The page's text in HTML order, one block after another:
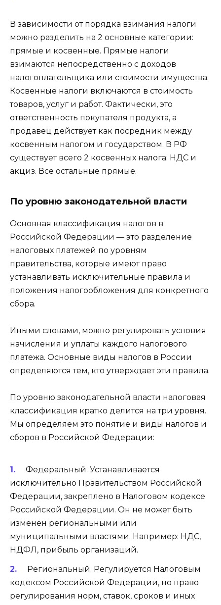
В зависимости от порядка взимания налоги
можно разделить на 2 основные категории:
прямые и косвенные. Прямые налоги
взимаются непосредственно с доходов
налогоплательщика или стоимости имущества.
Косвенные налоги включаются в стоимость
товаров, услуг и работ. Фактически, это
ответственность покупателя продукта, а
продавец действует как посредник между
косвенным налогом и государством. В РФ
существует всего 2 косвенных налога: НДС и
акциз. Все остальные прямые.
По уровню законодательной власти
Основная классификация налогов в
Российской Федерации — это разделение
налоговых платежей по уровням
правительства, которые имеют право
устанавливать исключительные правила и
положения налогообложения для конкретного
сбора.
Иными словами, можно регулировать условия
начисления и уплаты каждого налогового
платежа. Основные виды налогов в России
определяются тем, кто утверждает эти правила.
По уровню законодательной власти налоговая
классификация кратко делится на три уровня.
Мы определяем это понятие и виды налогов и
сборов в Российской Федерации:
Федеральный. Устанавливается
исключительно Правительством Российской
Федерации, закреплено в Налоговом кодексе
Российской Федерации. Он не может быть
изменен региональными или
муниципальными властями. Например: НДС,
НДФЛ, прибыль организаций.
Региональный. Регулируется Налоговым
кодексом Российской Федерации, но право
регулирования норм, ставок, сроков и иных